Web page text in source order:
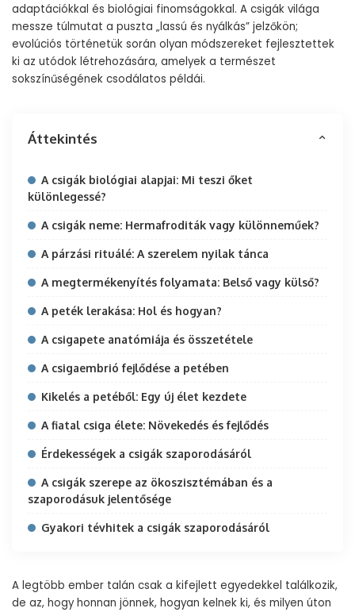
adaptációkkal és biológiai finomságokkal. A csigák világa
messze túlmutat a puszta „lassú és nyálkás” jelzőkön;
evolúciós történetük során olyan módszereket fejlesztettek
ki az utódok létrehozására, amelyek a természet
sokszínűségének csodálatos példái.
Áttekintés
A csigák biológiai alapjai: Mi teszi őket
különlegessé?
A csigák neme: Hermafroditák vagy különneműek?
A párzási rituálé: A szerelem nyilak tánca
A megtermékenyítés folyamata: Belső vagy külső?
A peték lerakása: Hol és hogyan?
A csigapete anatómiája és összetétele
A csigaembrió fejlődése a petében
Kikelés a petéből: Egy új élet kezdete
A fiatal csiga élete: Növekedés és fejlődés
Érdekességek a csigák szaporodásáról
A csigák szerepe az ökoszisztémában és a
szaporodásuk jelentősége
Gyakori tévhitek a csigák szaporodásáról
A legtöbb ember talán csak a kifejlett egyedekkel találkozik,
de az, hogy honnan jönnek, hogyan kelnek ki, és milyen úton